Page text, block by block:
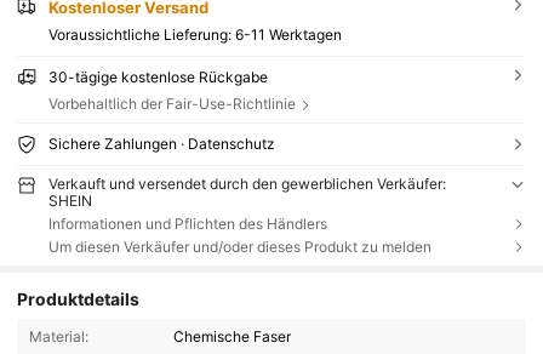
Kostenloser Versand
Voraussichtliche Lieferung: 6-11 Werktagen
30-tägige kostenlose Rückgabe
Vorbehaltlich der Fair-Use-Richtlinie
Sichere Zahlungen · Datenschutz
Verkauft und versendet durch den gewerblichen Verkäufer:
SHEIN
Informationen und Pflichten des Händlers
Um diesen Verkäufer und/oder dieses Produkt zu melden
Produktdetails
Material:
Chemische Faser